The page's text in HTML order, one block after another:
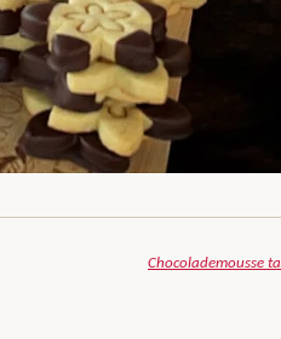
Chocolademousse